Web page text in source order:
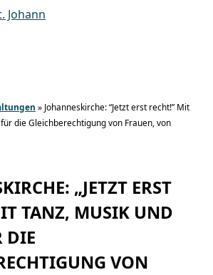
» Johanneskirche: “Jetzt erst recht!” Mit
die Gleichberechtigung von Frauen, von
„JETZT ERST
TANZ, MUSIK UND
DIE
VON